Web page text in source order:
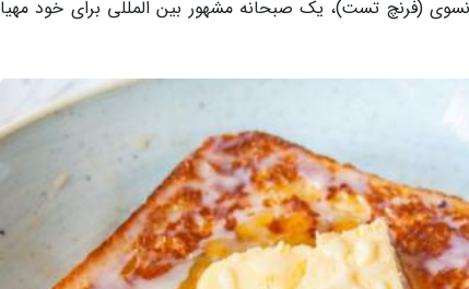
(فرنچ تست)، یک صبحانه مشهور بین المللی برای خود مهیا